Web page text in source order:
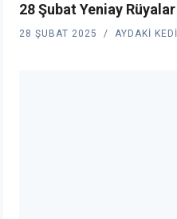
28 Şubat Yeniay Rüyalar
28 ŞUBAT 2025 AYDAKI KEDI